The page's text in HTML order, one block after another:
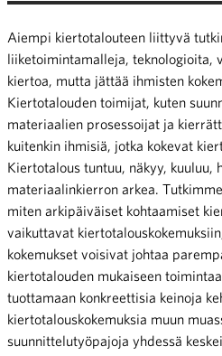
Aiempi kiertotalouteen liittyvä
liiketoimintamalleja, teknologioita,
kiertoa, mutta jättää ihmisten
Kiertotalouden toimijat, kuten
materiaalien prosessoijat ja
kuitenkin ihmisiä, jotka kokevat
Kiertotalous tuntuu, näkyy, kuuluu,
materiaalinkierron arkea. Tutkimme
miten arkipäiväiset kohtaamiset
vaikuttavat
kokemukset voisivat johtaa
kiertotalouden mukaiseen
tuottamaan konkreettisia keinoja
kiertotalouskokemuksia muun
suunnittelutyöpajoja yhdessä